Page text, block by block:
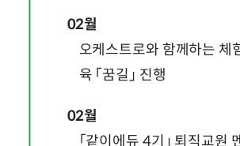
02월
오케스트로와 함께하는 체
육 「꿈길」 진행
02월
「같이에듀 4기」 퇴직교원